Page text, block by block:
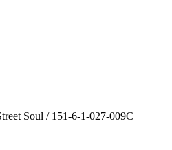
Soul / 151-6-1-027-009С